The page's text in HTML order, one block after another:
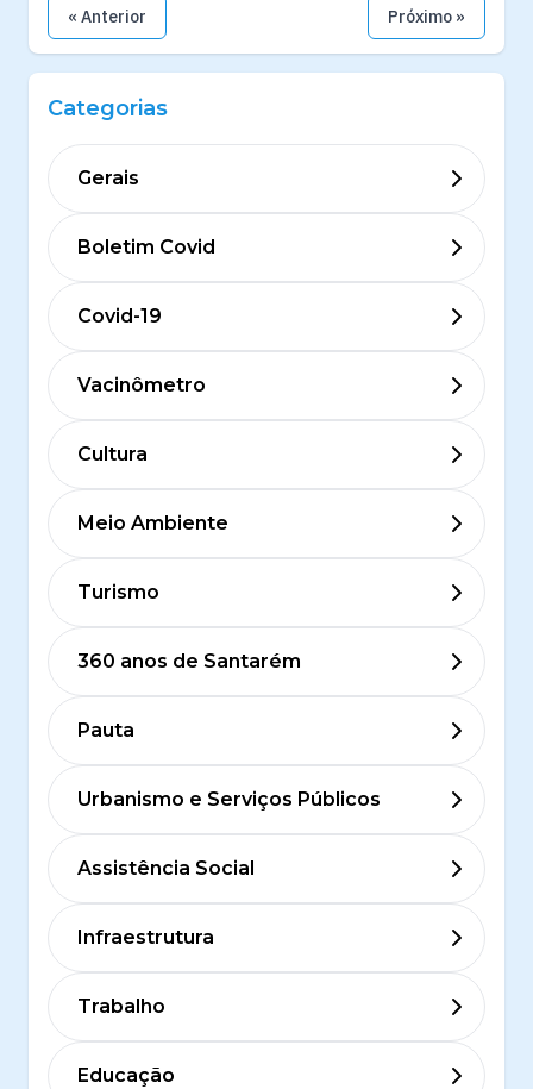
« Anterior Próximo »
Categorias
Gerais
Boletim Covid
Covid-19
Vacinômetro
Cultura
Meio Ambiente
Turismo
360 anos de Santarém
Pauta
Urbanismo e Serviços Públicos
Assistência Social
Infraestrutura
Trabalho
Educação